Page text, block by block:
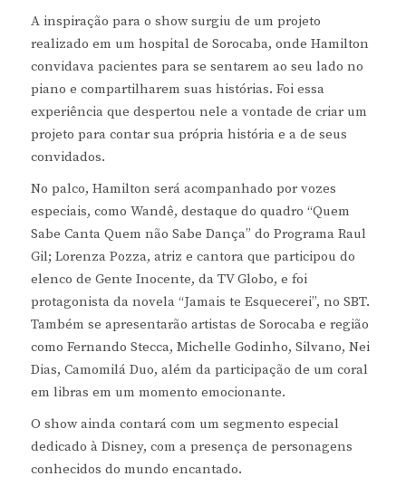
A inspiração para o show surgiu de um projeto
realizado em um hospital de Sorocaba, onde Hamilton
convidava pacientes para se sentarem ao seu lado no
piano e compartilharem suas histórias. Foi essa
experiência que despertou nele a vontade de criar um
projeto para contar sua própria história e a de seus
convidados.
No palco, Hamilton será acompanhado por vozes
especiais, como Wandê, destaque do quadro “Quem
Sabe Canta Quem não Sabe Dança” do Programa Raul
Gil; Lorenza Pozza, atriz e cantora que participou do
elenco de Gente Inocente, da TV Globo, e foi
protagonista da novela “Jamais te Esquecerei”, no SBT.
Também se apresentarão artistas de Sorocaba e região
como Fernando Stecca, Michelle Godinho, Silvano, Nei
Dias, Camomilá Duo, além da participação de um coral
em libras em um momento emocionante.
O show ainda contará com um segmento especial
dedicado à Disney, com a presença de personagens
conhecidos do mundo encantado.